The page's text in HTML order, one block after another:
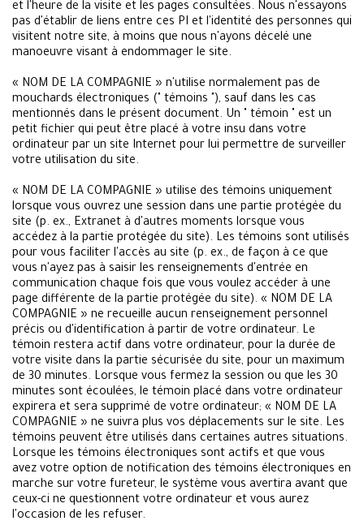
et l'heure de la visite et les pages consultées. Nous n'essayons
pas d'établir de liens entre ces PI et l'identité des personnes qui
visitent notre site, à moins que nous n'ayons décelé une
manoeuvre visant à endommager le site.
« NOM DE LA COMPAGNIE » n'utilise normalement pas de
mouchards électroniques (" témoins "), sauf dans les cas
mentionnés dans le présent document. Un " témoin " est un
petit fichier qui peut être placé à votre insu dans votre
ordinateur par un site Internet pour lui permettre de surveiller
votre utilisation du site.
« NOM DE LA COMPAGNIE » utilise des témoins uniquement
lorsque vous ouvrez une session dans une partie protégée du
site (p. ex., Extranet à d'autres moments lorsque vous
accédez à la partie protégée du site). Les témoins sont utilisés
pour vous faciliter l'accès au site (p. ex., de façon à ce que
vous n'ayez pas à saisir les renseignements d'entrée en
communication chaque fois que vous voulez accéder à une
page différente de la partie protégée du site). « NOM DE LA
COMPAGNIE » ne recueille aucun renseignement personnel
précis ou d'identification à partir de votre ordinateur. Le
témoin restera actif dans votre ordinateur, pour la durée de
votre visite dans la partie sécurisée du site, pour un maximum
de 30 minutes. Lorsque vous fermez la session ou que les 30
minutes sont écoulées, le témoin placé dans votre ordinateur
expirera et sera supprimé de votre ordinateur; « NOM DE LA
COMPAGNIE » ne suivra plus vos déplacements sur le site. Les
témoins peuvent être utilisés dans certaines autres situations.
Lorsque les témoins électroniques sont actifs et que vous
avez votre option de notification des témoins électroniques en
marche sur votre fureteur, le système vous avertira avant que
ceux-ci ne questionnent votre ordinateur et vous aurez
l'occasion de les refuser.